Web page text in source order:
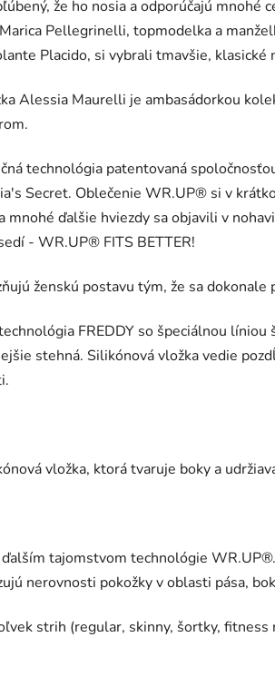
že ho nosia a odporúčajú
Pellegrinelli, topmodelka a
Placido, si vybrali tmavšie, klasické
Alessia Maurelli je ambasádorkou
technológia patentovaná
Secret. Oblečenie WR.UP® si v
mnohé ďalšie hviezdy sa objavili v
- WR.UP® FITS BETTER!
ženskú postavu tým, že sa
FREDDY so špeciálnou
stehná. Silikónová vložka vedie
vložka, ktorá tvaruje boky a
tajomstvom technológie
nerovnosti pokožky v oblasti pása,
strih (regular, skinny, šortky,